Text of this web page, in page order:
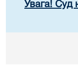
Увага! Суд